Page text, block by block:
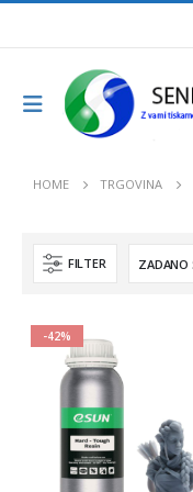
HOME TRGOVINA
FILTER
-42%